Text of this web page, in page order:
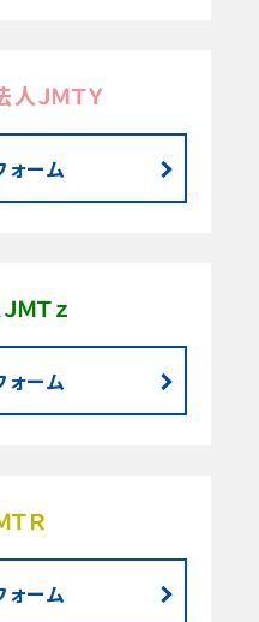
ＪＭＴＹ
ーム
Ｔｚ
ーム
Ｒ
ーム